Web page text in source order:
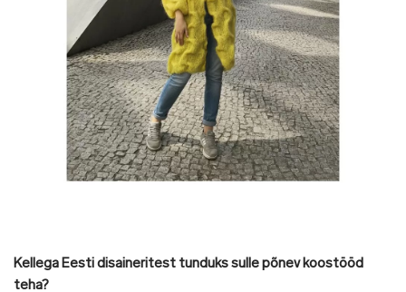
Kellega Eesti disaineritest tunduks sulle põnev koostööd
teha?